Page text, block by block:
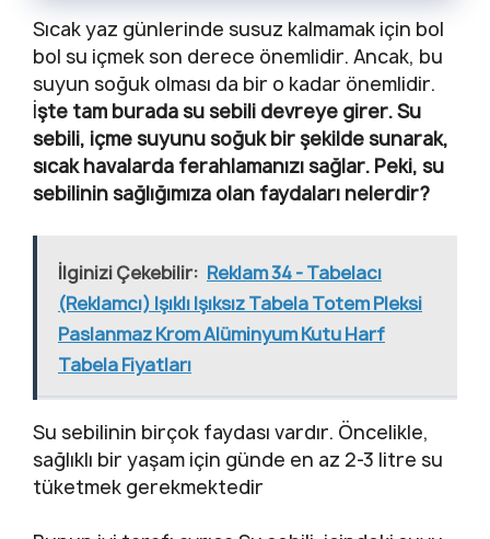
Sıcak yaz günlerinde susuz kalmamak için bol
bol su içmek son derece önemlidir. Ancak, bu
suyun soğuk olması da bir o kadar önemlidir.
İşte tam burada su sebili devreye girer. Su
sebili, içme suyunu soğuk bir şekilde sunarak,
sıcak havalarda ferahlamanızı sağlar. Peki, su
sebilinin sağlığımıza olan faydaları nelerdir?
İlginizi Çekebilir: Reklam 34 - Tabelacı
(Reklamcı) Işıklı Işıksız Tabela Totem Pleksi
Paslanmaz Krom Alüminyum Kutu Harf
Tabela Fiyatları
Su sebilinin birçok faydası vardır. Öncelikle,
sağlıklı bir yaşam için günde en az 2-3 litre su
tüketmek gerekmektedir